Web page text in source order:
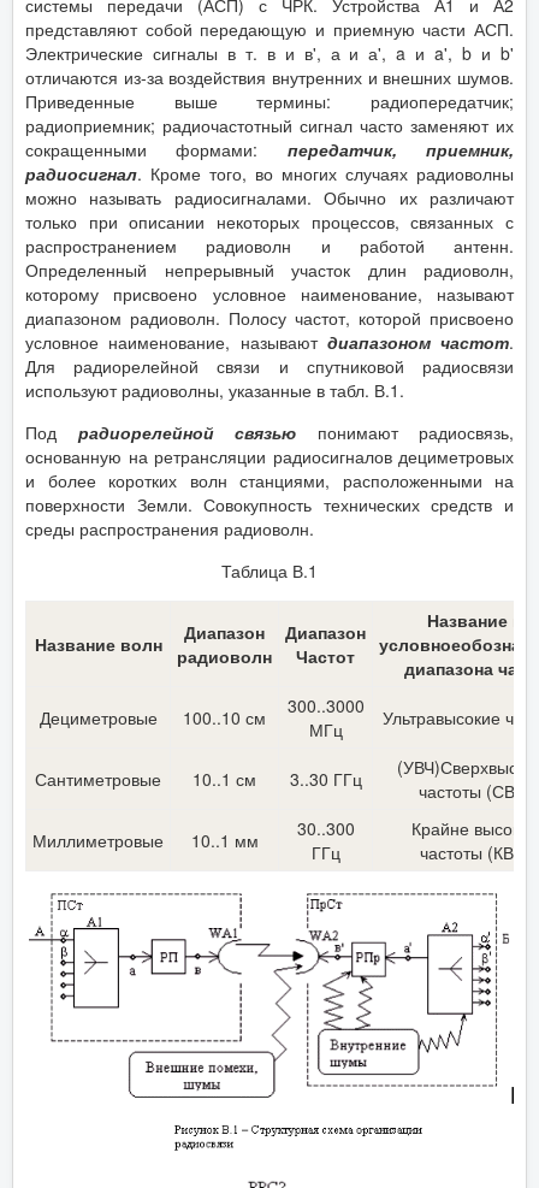
системы передачи (АСП) с ЧРК. Устройства А1 и А2
представляют собой передающую и приемную части АСП.
Электрические сигналы в т. в и в', а и а', a и a', b и b'
отличаются из-за воздействия внутренних и внешних шумов.
Приведенные выше термины: радиопередатчик;
радиоприемник; радиочастотный сигнал часто заменяют их
сокращенными формами: передатчик, приемник,
радиосигнал. Кроме того, во многих случаях радиоволны
можно называть радиосигналами. Обычно их различают
только при описании некоторых процессов, связанных с
распространением радиоволн и работой антенн.
Определенный непрерывный участок длин радиоволн,
которому присвоено условное наименование, называют
диапазоном радиоволн. Полосу частот, которой присвоено
условное наименование, называют диапазоном частот.
Для радиорелейной связи и спутниковой радиосвязи
используют радиоволны, указанные в табл. В.1.
Под радиорелейной связью понимают радиосвязь,
основанную на ретрансляции радиосигналов дециметровых
и более коротких волн станциями, расположенными на
поверхности Земли. Совокупность технических средств и
среды распространения радиоволн.
Таблица В.1
Название волн
Диапазон
радиоволн
Диапазон
Частот
Название и
диапазона
Дециметровые 100..10 см
300..3000
МГц
Ультравысокие
Сантиметровые 10..1 см 3..30 ГГц
частоты (СВЧ)
Миллиметровые 10..1 мм
30..300
ГГц
Крайне высокие
частоты (КВЧ)